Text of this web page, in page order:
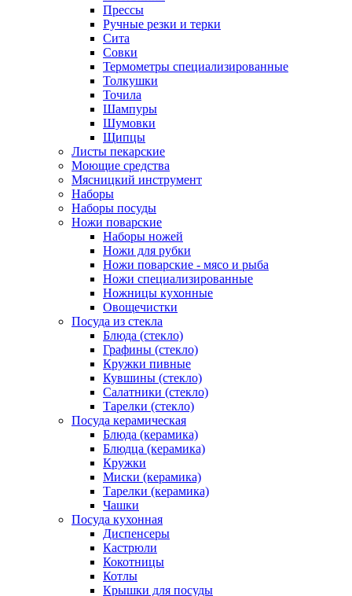
Прессы
Ручные резки и терки
Сита
Совки
Термометры специализированные
Толкушки
Точила
Шампуры
Шумовки
Щипцы
Листы пекарские
Моющие средства
Мясницкий инструмент
Наборы
Наборы посуды
Ножи поварские
Наборы ножей
Ножи для рубки
Ножи поварские - мясо и рыба
Ножи специализированные
Ножницы кухонные
Овощечистки
Посуда из стекла
Блюда (стекло)
Графины (стекло)
Кружки пивные
Кувшины (стекло)
Салатники (стекло)
Тарелки (стекло)
Посуда керамическая
Блюда (керамика)
Блюдца (керамика)
Кружки
Миски (керамика)
Тарелки (керамика)
Чашки
Посуда кухонная
Диспенсеры
Кастрюли
Кокотницы
Котлы
Крышки для посуды